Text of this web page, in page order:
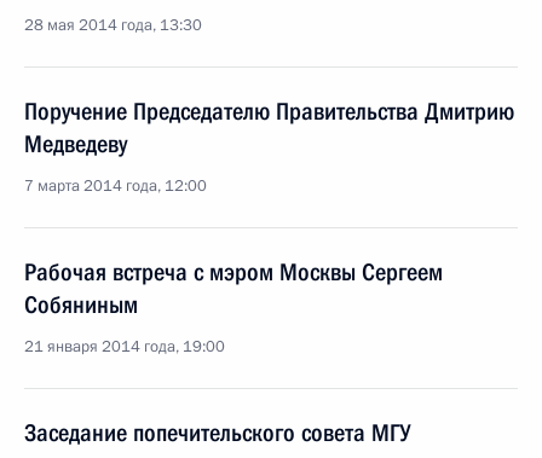
28 мая 2014 года, 13:30
Поручение Председателю Правительства Дмитрию
Медведеву
7 марта 2014 года, 12:00
Рабочая встреча с мэром Москвы Сергеем
Собяниным
21 января 2014 года, 19:00
Заседание попечительского совета МГУ